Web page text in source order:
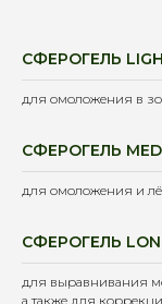
СФЕРОГЕЛЬ
для омоложения в
СФЕРОГЕЛЬ
для омоложения и
СФЕРОГЕЛЬ
для выравнивания
а также для